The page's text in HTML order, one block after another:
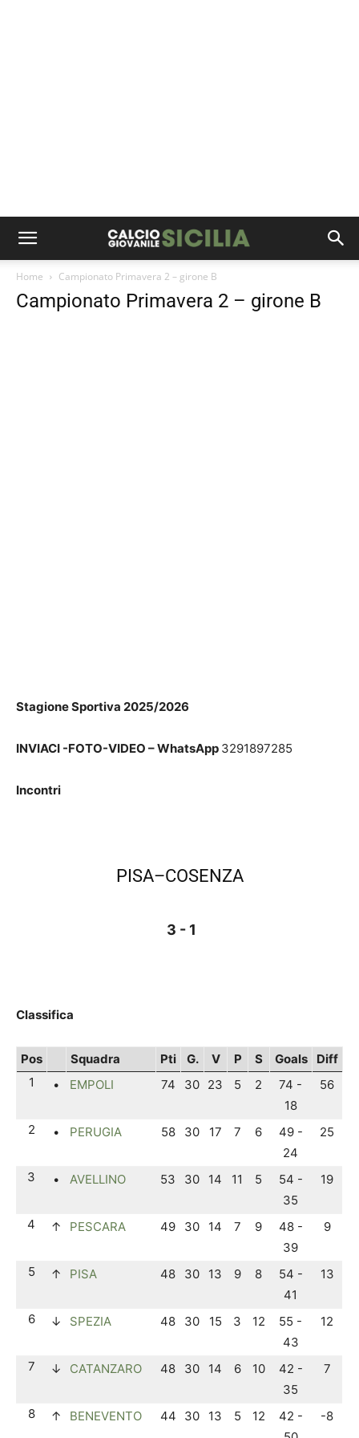
Home Campionato Primavera 2 – girone B
Campionato Primavera 2 – girone B
Stagione Sportiva 2025/2026
INVIACI -FOTO-VIDEO – WhatsApp 3291897285
Incontri
PISA–COSENZA
3 - 1
Classifica
Pos Squadra Pti G. V P S Goals
Diff
1
• EMPOLI 74 30 23 5 2
74 -
18
56
2 • PERUGIA 58 30 17 7 6
49 -
24
25
3 • AVELLINO 53 30 14 11 5
54 -
35
19
4 ↑ PESCARA 49 30 14 7 9
48 -
39
9
5 ↑ PISA 48 30 13 9 8
54 -
41
13
6 ↓ SPEZIA 48 30 15 3 12
55 -
43
12
7 ↓ CATANZARO 48 30 14 6 10
42 -
35
7
8 ↑ BENEVENTO 44 30 13 5 12
42 -
-8